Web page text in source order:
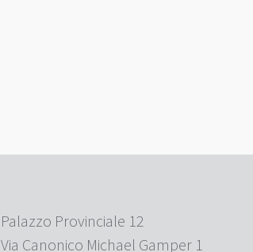
Palazzo Provinciale 12
Via Canonico Michael Gamper 1